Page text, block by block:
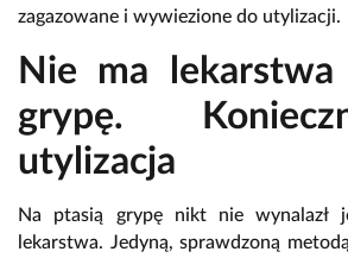
zagazowane i wywiezione do utylizacji.
Nie ma lekarstwa
grypę.
utylizacja
Na ptasią grypę nikt nie wynalazł
lekarstwa. Jedyną, sprawdzoną